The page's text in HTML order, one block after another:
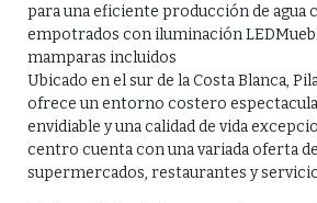
para una eficiente producción de agua
empotrados con iluminación
mamparas incluidos
Ubicado en el sur de la Costa Blanca,
ofrece un entorno costero
envidiable y una calidad de vida
centro cuenta con una variada oferta
supermercados, restaurantes y